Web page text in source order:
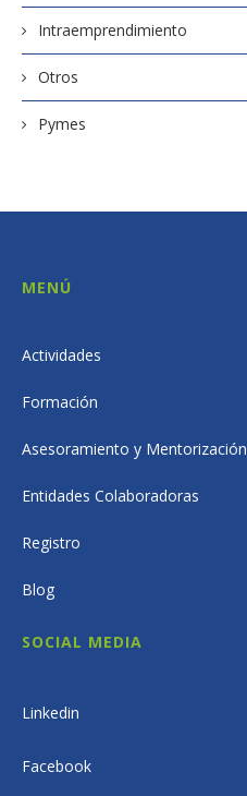
Intraemprendimiento
Otros
Pymes
MENÚ
Actividades
Formación
Asesoramiento y Mentorización
Entidades Colaboradoras
Registro
Blog
SOCIAL MEDIA
Linkedin
Facebook